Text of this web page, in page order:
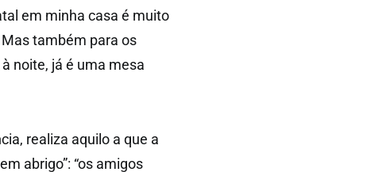
em minha casa é muito
também para os
noite, já é uma mesa
realiza aquilo a que a
abrigo”: “os amigos